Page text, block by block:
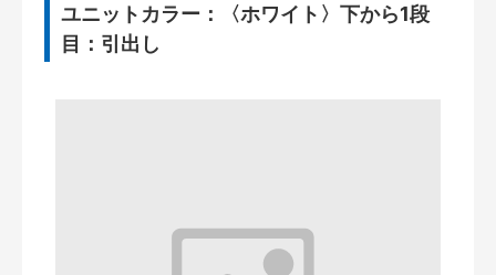
ユニットカラー：〈ホワイト〉下から1段
目：引出し